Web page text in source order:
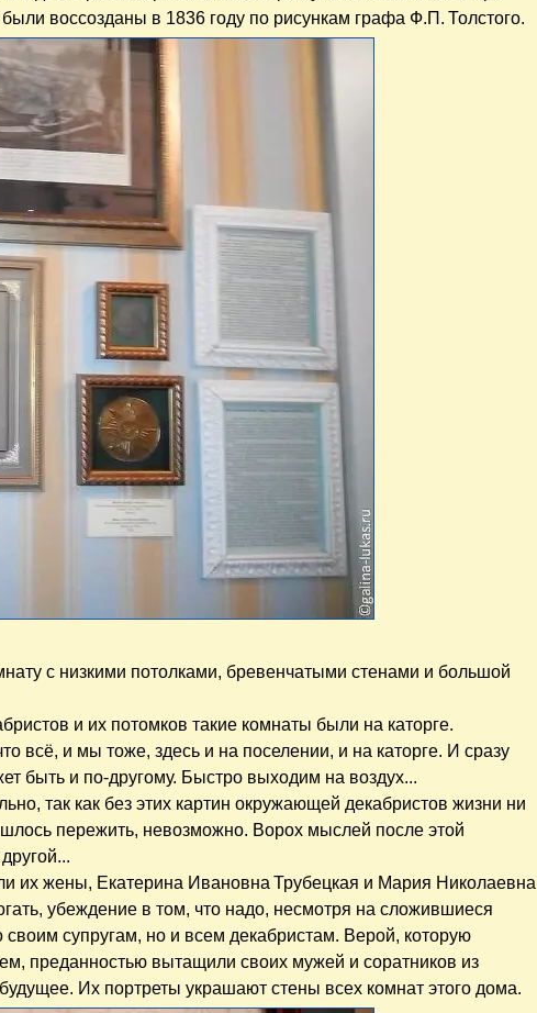
воссозданы в 1836 году по рисункам графа Ф.П. Толстого.
с низкими потолками, бревенчатыми стенами и большой
и их потомков такие комнаты были на каторге.
всё, и мы тоже, здесь и на поселении, и на каторге. И сразу
быть и по-другому. Быстро выходим на воздух...
так как без этих картин окружающей декабристов жизни ни
пережить, невозможно. Ворох мыслей после этой
их жены, Екатерина Ивановна Трубецкая и Мария Николаевна
убеждение в том, что надо, несмотря на сложившиеся
супругам, но и всем декабристам. Верой, которую
преданностью вытащили своих мужей и соратников из
Их портреты украшают стены всех комнат этого дома.